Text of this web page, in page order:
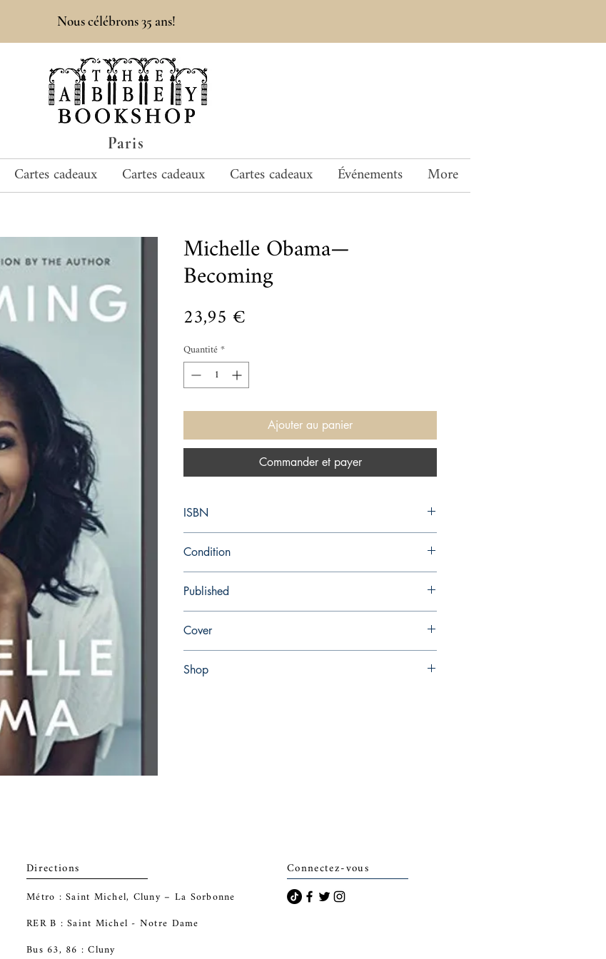
Paris
Nous célébrons 35 ans!
Cartes cadeaux Cartes cadeaux Cartes cadeaux Événements More
Michelle Obama—
Becoming
23,95 €
Quantité*
Ajouter au panier
Commander et payer
ISBN
Condition
Published
Cover
Shop
Directions
Métro : Saint Michel, Cluny – La Sorbonne
RER B : Saint Michel - Notre Dame
Bus 63, 86 : Cluny
Connectez-vous